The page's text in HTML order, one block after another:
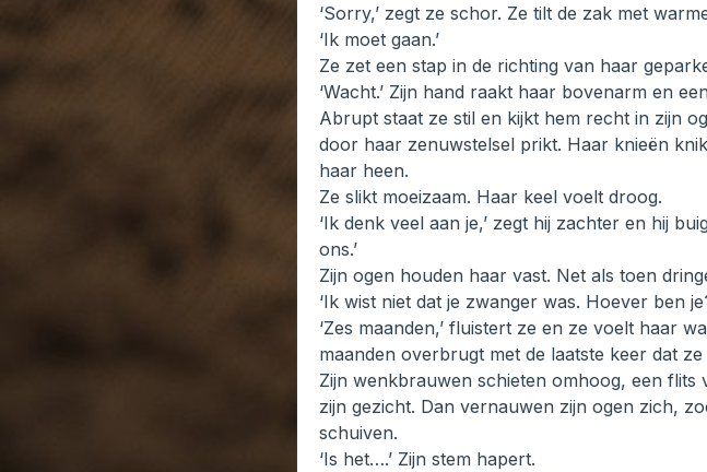
‘Sorry,’ zegt ze schor. Ze tilt de zak met
‘Ik moet gaan.’
Ze zet een stap in de richting van haar
‘Wacht.’ Zijn hand raakt haar bovenarm en
Abrupt staat ze stil en kijkt hem recht in zijn
door haar zenuwstelsel prikt. Haar knieën
haar heen.
Ze slikt moeizaam. Haar keel voelt droog.
‘Ik denk veel aan je,’ zegt hij zachter en hij
ons.’
Zijn ogen houden haar vast. Net als toen
‘Ik wist niet dat je zwanger was. Hoever ben
‘Zes maanden,’ fluistert ze en ze voelt haar
maanden overbrugt met de laatste keer dat
Zijn wenkbrauwen schieten omhoog, een
zijn gezicht. Dan vernauwen zijn ogen zich,
schuiven.
‘Is het….’ Zijn stem hapert.